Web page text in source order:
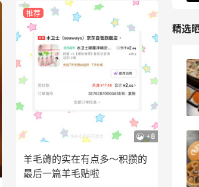
推荐
+8
羊毛薅的实在有点多～积攒的
最后一篇羊毛贴啦
精选
iHerb8月第一单！日常补给囤起来
08月08日 1
京东买戴维贝拉连衣裙，融合中式风很好
08月08日